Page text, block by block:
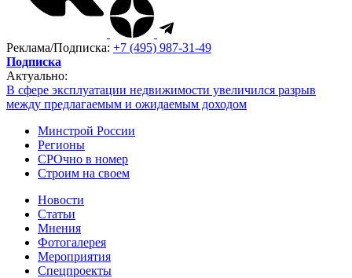
Реклама/Подписка: +7 (495) 987-31-49
Подписка
Актуально:
В сфере эксплуатации недвижимости увеличился разрыв
между предлагаемым и ожидаемым доходом
Минстрой России
Регионы
СРОчно в номер
Строим на своем
Новости
Статьи
Мнения
Фотогалерея
Мероприятия
Спецпроекты